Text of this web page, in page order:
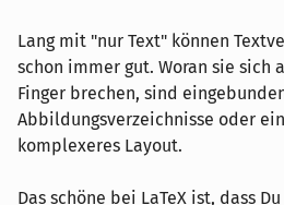
Lang mit "nur Text" können
schon immer gut. Woran sie
Finger brechen, sind
Abbildungsverzeichnisse oder
komplexeres Layout.
Das schöne bei LaTeX ist, dass